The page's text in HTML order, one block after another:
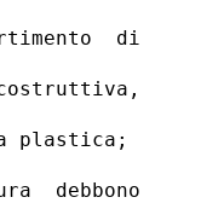
di
plastica;
debbono